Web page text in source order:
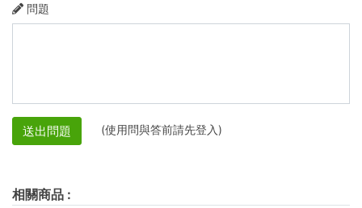
問題
送出問題 (使用問與答前請先登入)
相關商品 :